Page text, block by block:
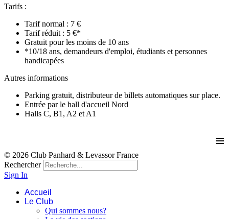
Tarifs :
Tarif normal : 7 €
Tarif réduit : 5 €*
Gratuit pour les moins de 10 ans
*10/18 ans, demandeurs d'emploi, étudiants et personnes
handicapées
Autres informations
Parking gratuit, distributeur de billets automatiques sur place.
Entrée par le hall d'accueil Nord
Halls C, B1, A2 et A1
≡
© 2026 Club Panhard & Levassor France
Rechercher
Sign In
Accueil
Le Club
Qui sommes nous?